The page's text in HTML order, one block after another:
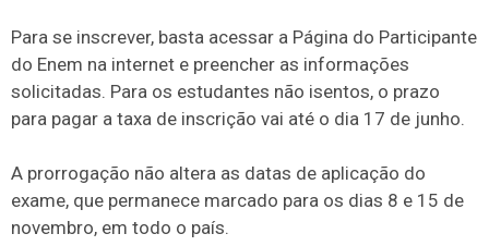
Para se inscrever, basta acessar a Página do Participante
do Enem na internet e preencher as informações
solicitadas. Para os estudantes não isentos, o prazo
para pagar a taxa de inscrição vai até o dia 17 de junho.
A prorrogação não altera as datas de aplicação do
exame, que permanece marcado para os dias 8 e 15 de
novembro, em todo o país.